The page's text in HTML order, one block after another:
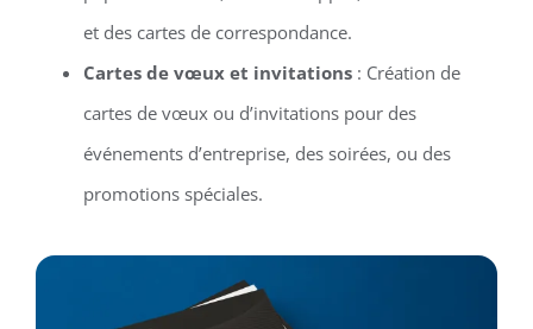
et des cartes de correspondance.
Cartes de vœux et invitations: Création de
cartes de vœux ou d’invitations pour des
événements d’entreprise, des soirées, ou des
promotions spéciales.